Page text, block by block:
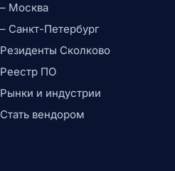
– Москва
– Санкт-Петербург
Резиденты Сколково
Реестр ПО
Рынки и индустрии
Стать вендором